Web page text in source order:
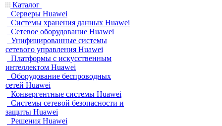
Каталог
Серверы Huawei
Системы хранения данных Huawei
Сетевое оборудование Huawei
Унифицированные системы
сетевого управления Huawei
Платформы с искусственным
интеллектом Huawei
Оборудование беспроводных
сетей Huawei
Конвергентные системы Huawei
Системы сетевой безопасности и
защиты Huawei
Решения Huawei